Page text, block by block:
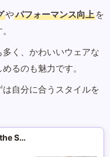
やパフォーマンス向上 を
く、かわいいウェアな
るのも魅力です。
自分に合うスタイルを
マシンピラティススタジオ ザ･シルク(the SILK)